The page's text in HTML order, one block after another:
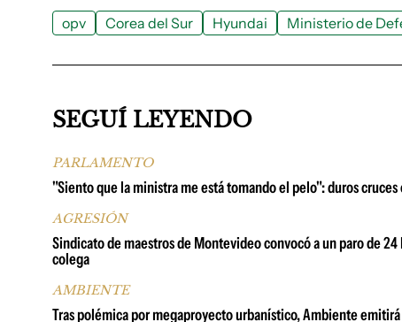
opv Corea del Sur Hyundai Ministerio de
SEGUÍ LEYENDO
PARLAMENTO
"Siento que la ministra me está tomando el pelo": duros cruces
AGRESIÓN
Sindicato de maestros de Montevideo convocó a un paro de
colega
AMBIENTE
Tras polémica por megaproyecto urbanístico, Ambiente